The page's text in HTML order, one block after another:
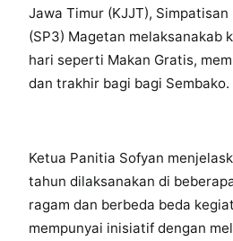
Jawa Timur (KJJT),
(SP3) Magetan melaksanakab
hari seperti Makan Gratis,
dan trakhir bagi bagi Sembako.
Ketua Panitia Sofyan
tahun dilaksanakan di
ragam dan berbeda beda
mempunyai inisiatif dengan